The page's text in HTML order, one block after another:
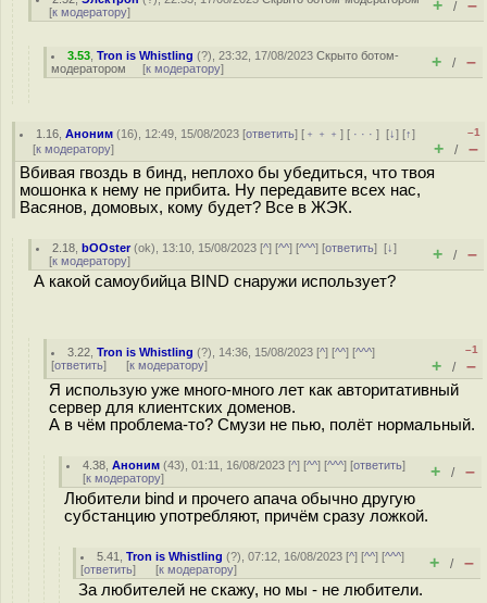
[к модератору] + / –
3.53 ,Tron is Whistling (?), 23:32, 17/08/2023Скрыто ботом-
модератором [к модератору] + / –
1.16 ,Аноним (16), 12:49, 15/08/2023 [ответить] [ ﹢﹢﹢] [ · · ·][↓] [↑]
[к модератору]
–1
+ / –
Вбивая гвоздь в бинд, неплохо бы убедиться, что твоя
мошонка к нему не прибита. Ну передавите всех нас,
Васянов, домовых, кому будет? Все в ЖЭК.
2.18 ,bOOster(ok), 13:10, 15/08/2023 [^] [^^] [^^^] [ответить][↓]
[к модератору] + / –
А какой самоубийца BIND снаружи использует?
3.22 ,Tron is Whistling (?), 14:36, 15/08/2023 [^] [^^] [^^^]
[ответить] [к модератору]
–1
+ / –
Я использую уже много-много лет как авторитативный
сервер для клиентских доменов.
А в чём проблема-то? Смузи не пью, полёт нормальный.
4.38 ,Аноним (43), 01:11, 16/08/2023 [^] [^^] [^^^] [ответить]
[к модератору] + / –
Любители bind и прочего апача обычно другую
субстанцию употребляют, причём сразу ложкой.
5.41 ,Tron is Whistling (?), 07:12, 16/08/2023 [^] [^^] [^^^]
[ответить] [к модератору] + / –
За любителей не скажу, но мы - не любители.